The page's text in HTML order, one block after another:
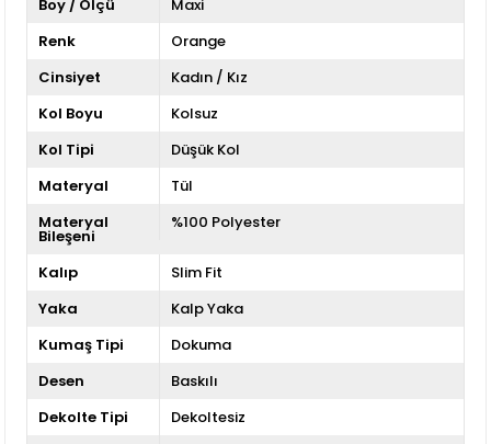
Boy / Ölçü
Maxi
Renk
Orange
Cinsiyet
Kadın / Kız
Kol Boyu
Kolsuz
Kol Tipi
Düşük Kol
Materyal
Tül
Materyal
Bileşeni
%100 Polyester
Kalıp
Slim Fit
Yaka
Kalp Yaka
Kumaş Tipi
Dokuma
Desen
Baskılı
Dekolte Tipi
Dekoltesiz